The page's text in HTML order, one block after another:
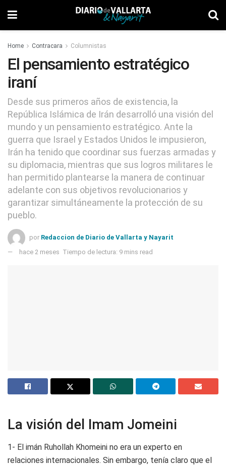
Home Contracara Columnistas
El pensamiento estratégico
iraní
Desde sus primeros años de existencia, la
República Islámica de Irán desarrolló una visión del
mundo y un pensamiento estratégico. Ante la
guerra que Israel y Estados Unidos le impusieron,
Irán ha tenido que coordinar sus fuerzas armadas y
su diplomacia, mientras que sus logros militares le
han permitido plantearse la manera de continuar
adelante con sus objetivos revolucionarios y
garantizar simultáneamente la protección de su
pueblo.
por Redaccion de Diario de Vallarta y Nayarit
hace 2 meses Tiempo de lectura: 9 mins read
La visión del Imam Jomeini
1- El imán Ruhollah Khomeini no era un experto en
relaciones internacionales. Sin embargo, tenía claro que el